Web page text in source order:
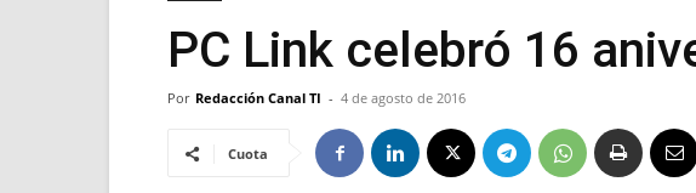
PC Link celebró 16
Por Redacción Canal TI - 4 de agosto de 2016
Cuota